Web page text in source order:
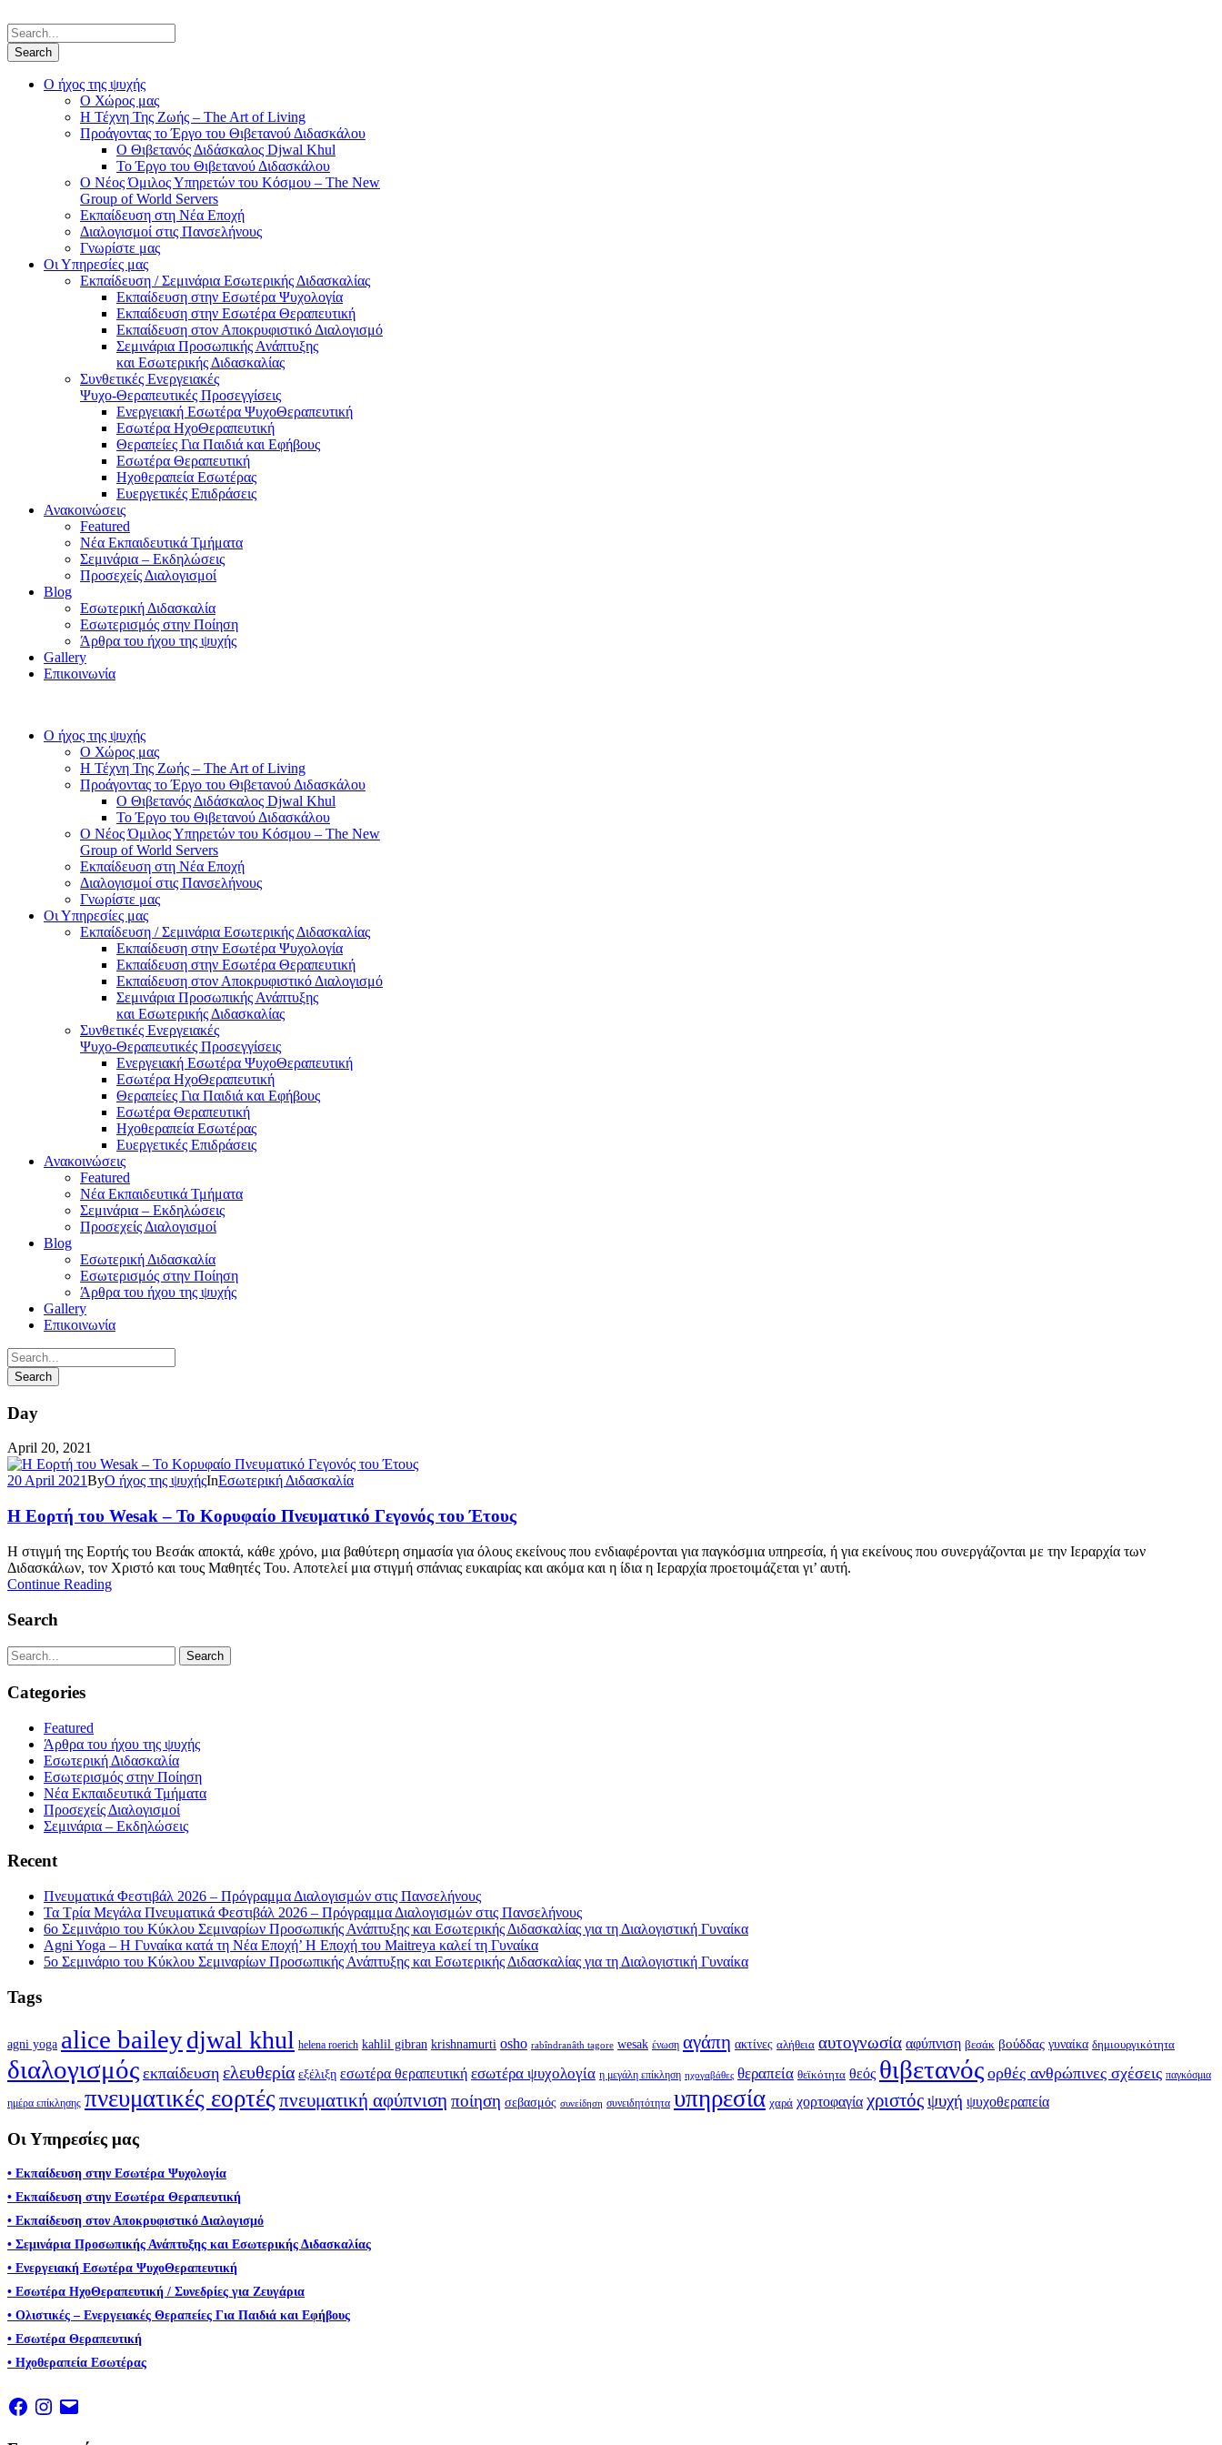
Ο ήχος της ψυχής
Ο Χώρος μας
Η Τέχνη Της Ζωής – The Art of Living
Προάγοντας το Έργο του Θιβετανού Διδασκάλου
Ο Θιβετανός Διδάσκαλος Djwal Khul
Το Έργο του Θιβετανού Διδασκάλου
Ο Νέος Όμιλος Υπηρετών του Κόσμου – The New
Group of World Servers
Εκπαίδευση στη Νέα Εποχή
Διαλογισμοί στις Πανσελήνους
Γνωρίστε μας
Οι Υπηρεσίες μας
Εκπαίδευση / Σεμινάρια Εσωτερικής Διδασκαλίας
Εκπαίδευση στην Εσωτέρα Ψυχολογία
Εκπαίδευση στην Εσωτέρα Θεραπευτική
Εκπαίδευση στον Αποκρυφιστικό Διαλογισμό
Σεμινάρια Προσωπικής Ανάπτυξης
και Εσωτερικής Διδασκαλίας
Συνθετικές Ενεργειακές
Ψυχο-Θεραπευτικές Προσεγγίσεις
Ενεργειακή Εσωτέρα ΨυχοΘεραπευτική
Εσωτέρα ΗχοΘεραπευτική
Θεραπείες Για Παιδιά και Εφήβους
Εσωτέρα Θεραπευτική
Ηχοθεραπεία Εσωτέρας
Ευεργετικές Επιδράσεις
Ανακοινώσεις
Featured
Νέα Εκπαιδευτικά Τμήματα
Σεμινάρια – Εκδηλώσεις
Προσεχείς Διαλογισμοί
Blog
Εσωτερική Διδασκαλία
Εσωτερισμός στην Ποίηση
Άρθρα του ήχου της ψυχής
Gallery
Επικοινωνία
Ο ήχος της ψυχής
Ο Χώρος μας
Η Τέχνη Της Ζωής – The Art of Living
Προάγοντας το Έργο του Θιβετανού Διδασκάλου
Ο Θιβετανός Διδάσκαλος Djwal Khul
Το Έργο του Θιβετανού Διδασκάλου
Ο Νέος Όμιλος Υπηρετών του Κόσμου – The New
Group of World Servers
Εκπαίδευση στη Νέα Εποχή
Διαλογισμοί στις Πανσελήνους
Γνωρίστε μας
Οι Υπηρεσίες μας
Εκπαίδευση / Σεμινάρια Εσωτερικής Διδασκαλίας
Εκπαίδευση στην Εσωτέρα Ψυχολογία
Εκπαίδευση στην Εσωτέρα Θεραπευτική
Εκπαίδευση στον Αποκρυφιστικό Διαλογισμό
Σεμινάρια Προσωπικής Ανάπτυξης
και Εσωτερικής Διδασκαλίας
Συνθετικές Ενεργειακές
Ψυχο-Θεραπευτικές Προσεγγίσεις
Ενεργειακή Εσωτέρα ΨυχοΘεραπευτική
Εσωτέρα ΗχοΘεραπευτική
Θεραπείες Για Παιδιά και Εφήβους
Εσωτέρα Θεραπευτική
Ηχοθεραπεία Εσωτέρας
Ευεργετικές Επιδράσεις
Ανακοινώσεις
Featured
Νέα Εκπαιδευτικά Τμήματα
Σεμινάρια – Εκδηλώσεις
Προσεχείς Διαλογισμοί
Blog
Εσωτερική Διδασκαλία
Εσωτερισμός στην Ποίηση
Άρθρα του ήχου της ψυχής
Gallery
Επικοινωνία
Day
April 20, 2021
20 April 2021ByΟ ήχος της ψυχήςInΕσωτερική Διδασκαλία
Η Εορτή του Wesak – Το Κορυφαίο Πνευματικό Γεγονός του Έτους
Η στιγμή της Εορτής του Βεσάκ αποκτά, κάθε χρόνο, μια βαθύτερη σημασία για όλους εκείνους που ενδιαφέρονται για παγκόσμια υπηρεσία, ή για εκείνους που συνεργάζονται με την Ιεραρχία των
Διδασκάλων, τον Χριστό και τους Μαθητές Του. Αποτελεί μια στιγμή σπάνιας ευκαιρίας και ακόμα και η ίδια η Ιεραρχία προετοιμάζεται γι’ αυτή.
Continue Reading
Search
Categories
Featured
Άρθρα του ήχου της ψυχής
Εσωτερική Διδασκαλία
Εσωτερισμός στην Ποίηση
Νέα Εκπαιδευτικά Τμήματα
Προσεχείς Διαλογισμοί
Σεμινάρια – Εκδηλώσεις
Recent
Πνευματικά Φεστιβάλ 2026 – Πρόγραμμα Διαλογισμών στις Πανσελήνους
Τα Τρία Μεγάλα Πνευματικά Φεστιβάλ 2026 – Πρόγραμμα Διαλογισμών στις Πανσελήνους
6ο Σεμινάριο του Κύκλου Σεμιναρίων Προσωπικής Ανάπτυξης και Εσωτερικής Διδασκαλίας για τη Διαλογιστική Γυναίκα
Agni Yoga – Η Γυναίκα κατά τη Νέα Εποχή’ Η Εποχή του Maitreya καλεί τη Γυναίκα
5ο Σεμινάριο του Κύκλου Σεμιναρίων Προσωπικής Ανάπτυξης και Εσωτερικής Διδασκαλίας για τη Διαλογιστική Γυναίκα
Tags
agni yoga alice baileydjwal khul helena roerich kahlil gibran krishnamurti osho rabîndranâth tagore wesak ένωση αγάπη ακτίνες αλήθεια αυτογνωσία αφύπνιση βεσάκ βούδδας γυναίκα δημιουργικότητα
διαλογισμός εκπαίδευση ελευθερία εξέλιξη εσωτέρα θεραπευτική εσωτέρα ψυχολογία η μεγάλη επίκληση ηχογαβάθες θεραπεία θεϊκότητα θεός θιβετανός ορθές ανθρώπινες σχέσεις παγκόσμια
ημέρα επίκλησης πνευματικές εορτές πνευματική αφύπνιση ποίηση σεβασμός συνείδηση συνειδητότητα υπηρεσία χαρά χορτοφαγία χριστόςψυχή ψυχοθεραπεία
Οι Υπηρεσίες μας
• Εκπαίδευση στην Εσωτέρα Ψυχολογία
• Εκπαίδευση στην Εσωτέρα Θεραπευτική
• Εκπαίδευση στον Αποκρυφιστικό Διαλογισμό
• Σεμινάρια Προσωπικής Ανάπτυξης και Εσωτερικής Διδασκαλίας
• Ενεργειακή Εσωτέρα ΨυχοΘεραπευτική
• Εσωτέρα ΗχοΘεραπευτική / Συνεδρίες για Ζευγάρια
• Ολιστικές – Ενεργειακές Θεραπείες Για Παιδιά και Εφήβους
• Εσωτέρα Θεραπευτική
• Ηχοθεραπεία Εσωτέρας
Facebook
Instagram
Email